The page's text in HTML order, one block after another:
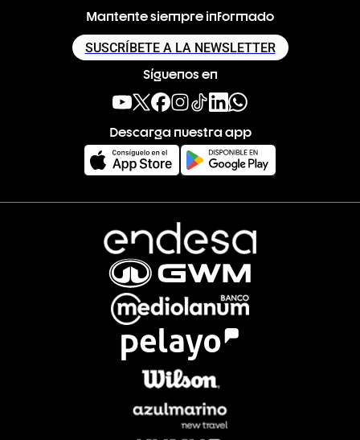
Mantente siempre informado
SUSCRÍBETE A LA NEWSLETTER
Síguenos en
Descarga nuestra app